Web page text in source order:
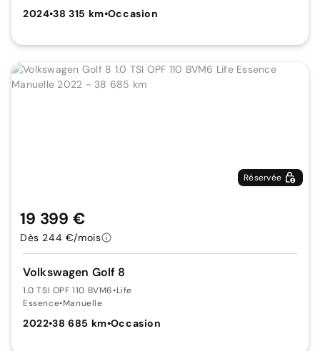
2024•38 315 km•Occasion
Réservée
Volkswagen Golf 8
1.0 TSI OPF 110 BVM6•Life
Essence•Manuelle
2022•38 685 km•Occasion
19 399 €
Dès 244 €/mois